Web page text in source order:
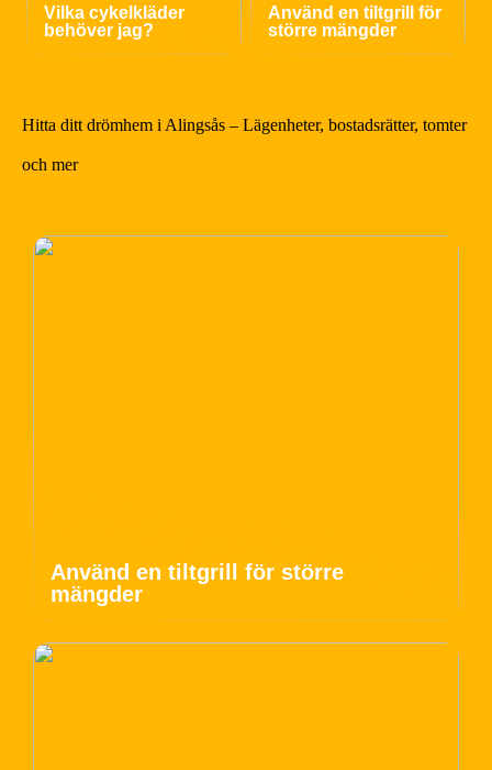
Vilka cykelkläder
behöver jag?
Använd en tiltgrill för
större mängder
Hitta ditt drömhem i Alingsås – Lägenheter, bostadsrätter, tomter
och mer
Använd en tiltgrill för större
mängder